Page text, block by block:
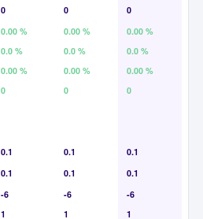
0 0
0
0.00 % 0.00 %
0.00 %
0.0 % 0.0 %
0.0 %
0.00 % 0.00 %
0.00 %
0 0 0
0.1 0.1
0.1
0.1 0.1
0.1
-6 -6
-6
1 1 1